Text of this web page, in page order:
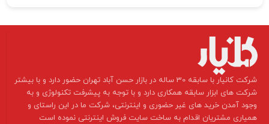
​شرکت کانیار با سابقه 30 ساله در بازار حسن آباد تهران حضور دارد و با بیشتر
شرکت های ابزار سابقه همکاری دارد و با توجه به پیشرفت تکنولوژی و به
وجود آمدن خرید های غیر حضوری و اینترنتی، شرکت ما در این راستای و
همیاری مشتریان اقدام به ساخت سایت فروش اینترنتی نموده است ​​​​​​​